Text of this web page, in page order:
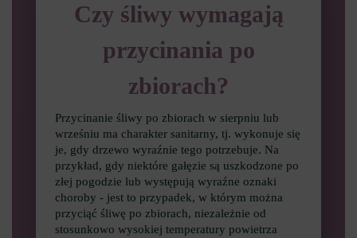
Czy śliwy wymagają
przycinania po
zbiorach?
Przycinanie śliwy po zbiorach w sierpniu lub
wrześniu ma charakter sanitarny, tj. wykonuje się
je, gdy drzewo wyraźnie tego potrzebuje. Na
przykład, gdy niektóre gałęzie są uszkodzone po
złej pogodzie lub występują wyraźne oznaki
choroby - jest to przypadek, w którym można
przyciąć śliwę po zbiorach, niezależnie od
stosunkowo wysokiej temperatury powietrza